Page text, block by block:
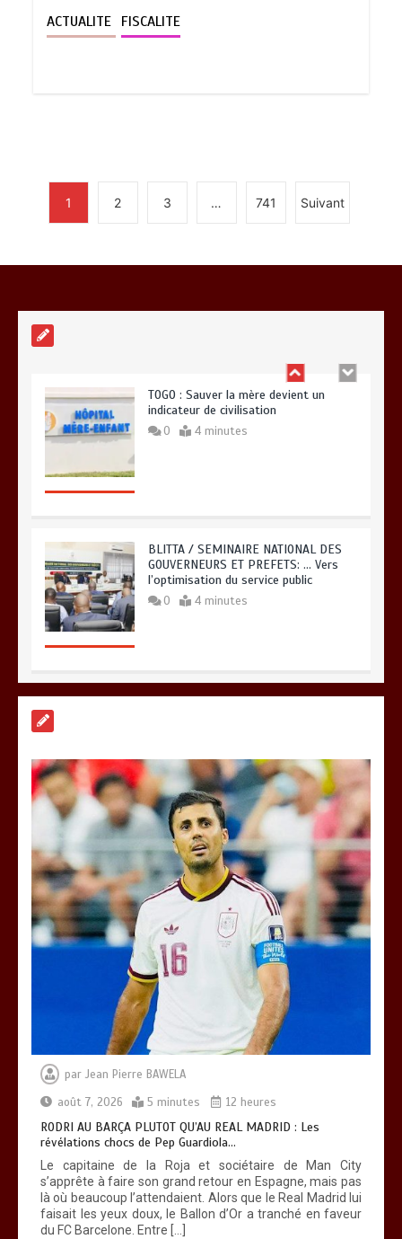
ACTUALITE FISCALITE
1 2 3 … 741 Suivant
TOGO : Sauver la mère devient un
indicateur de civilisation
0 4 minutes
BLITTA / SEMINAIRE NATIONAL DES
GOUVERNEURS ET PREFETS: … Vers
l’optimisation du service public
0 4 minutes
0 5 minutes
TRANSFORMATION SOCIALE :
L’importance pour le Togo d’avoir une
Feuille de route
5 minutes
par Jean Pierre BAWELA
août 7, 2026
5 minutes 12 heures
RODRI AU BARÇA PLUTOT QU’AU REAL MADRID : Les
révélations chocs de Pep Guardiola…
Le capitaine de la Roja et sociétaire de Man City
s’apprête à faire son grand retour en Espagne, mais pas
là où beaucoup l’attendaient. Alors que le Real Madrid lui
faisait les yeux doux, le Ballon d’Or a tranché en faveur
du FC Barcelone. Entre […]